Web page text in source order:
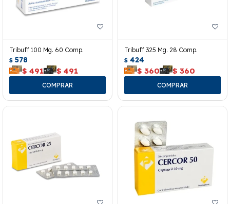
Tribuff 100 Mg. 60 Comp.
$ 578
$ 491 $ 491
Tribuff 325 Mg. 28 Comp.
$ 424
$ 360 $ 360